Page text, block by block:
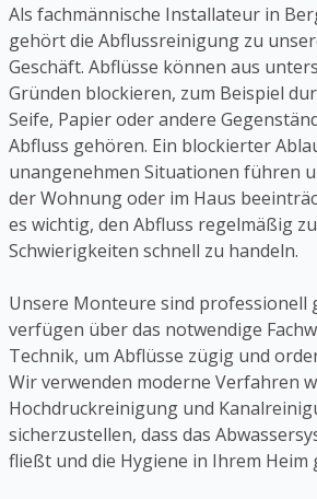
Als fachmännische Installateur in
gehört die Abflussreinigung zu
Geschäft. Abflüsse können aus
Gründen blockieren, zum Beispiel
Seife, Papier oder andere
Abfluss gehören. Ein blockierter
unangenehmen Situationen führen
der Wohnung oder im Haus
es wichtig, den Abfluss regelmäßig
Schwierigkeiten schnell zu handeln.
Unsere Monteure sind professionell
verfügen über das notwendige
Technik, um Abflüsse zügig und
Wir verwenden moderne Verfahren
Hochdruckreinigung und
sicherzustellen, dass das
fließt und die Hygiene in Ihrem Heim